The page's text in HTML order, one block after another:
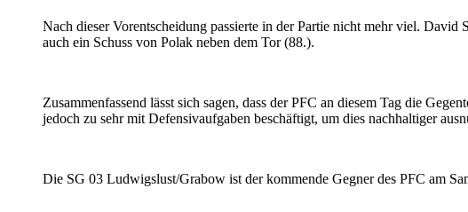
Nach dieser Vorentscheidung passierte in der Partie nicht mehr viel.
auch ein Schuss von Polak neben dem Tor (88.).
Zusammenfassend lässt sich sagen, dass der PFC an diesem Tag die
jedoch zu sehr mit Defensivaufgaben beschäftigt, um dies nachhaltiger
Die SG 03 Ludwigslust/Grabow ist der kommende Gegner des PFC am